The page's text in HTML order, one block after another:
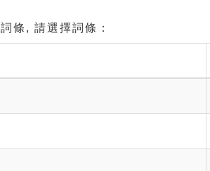
詞條, 請選擇詞條：